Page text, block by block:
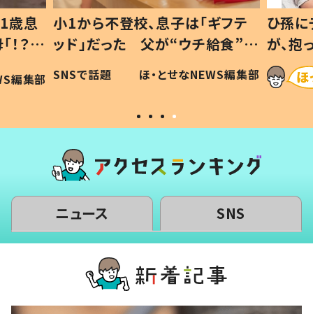
歳息
？」
編集部
小1から不登校、息子は「ギフテ
ッド」だった 父が“ウチ給食”を
作り続ける理由とは #令和の親
#令和の子
SNSで話題 ほ・とせなNEWS編集部
ひ孫
が、
「涙が
い」
ニュース SNS